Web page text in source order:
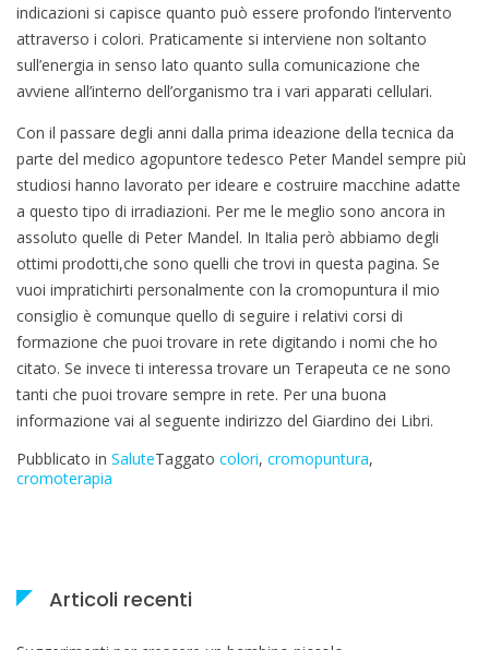
indicazioni si capisce quanto può essere profondo l’intervento
attraverso i colori. Praticamente si interviene non soltanto
sull’energia in senso lato quanto sulla comunicazione che
avviene all’interno dell’organismo tra i vari apparati cellulari.
Con il passare degli anni dalla prima ideazione della tecnica da
parte del medico agopuntore tedesco Peter Mandel sempre più
studiosi hanno lavorato per ideare e costruire macchine adatte
a questo tipo di irradiazioni. Per me le meglio sono ancora in
assoluto quelle di Peter Mandel. In Italia però abbiamo degli
ottimi prodotti,che sono quelli che trovi in questa pagina. Se
vuoi impratichirti personalmente con la cromopuntura il mio
consiglio è comunque quello di seguire i relativi corsi di
formazione che puoi trovare in rete digitando i nomi che ho
citato. Se invece ti interessa trovare un Terapeuta ce ne sono
tanti che puoi trovare sempre in rete. Per una buona
informazione vai al seguente indirizzo del Giardino dei Libri.
Pubblicato in SaluteTaggato colori, cromopuntura,
cromoterapia
Articoli recenti